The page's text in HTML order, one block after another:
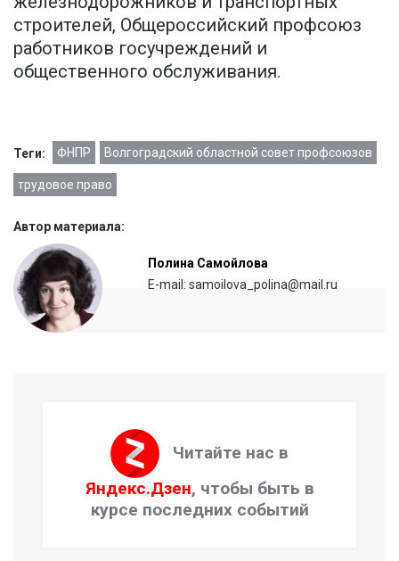
строителей, Общероссийский профсоюз
работников госучреждений и
общественного обслуживания.
Теги: ФНПР Волгоградский областной совет профсоюзов
трудовое право
Автор материала:
Полина Самойлова
E-mail: samoilova_polina@mail.ru
Читайте нас в
Яндекс.Дзен, чтобы быть в
курсе последних событий